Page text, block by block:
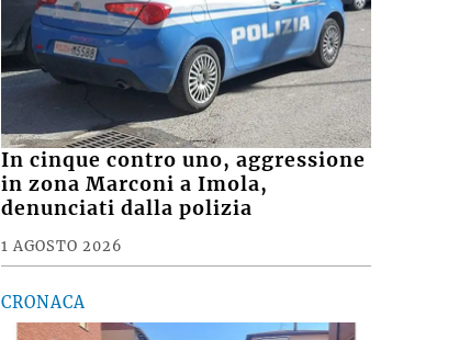
In cinque contro uno, aggressione
in zona Marconi a Imola,
denunciati dalla polizia
1 AGOSTO 2026
CRONACA